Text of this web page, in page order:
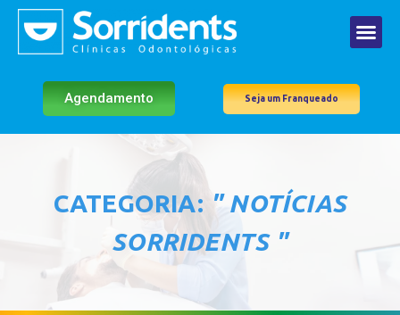
Agendamento Seja um Franqueado
CATEGORIA: " NOTÍCIAS
SORRIDENTS "